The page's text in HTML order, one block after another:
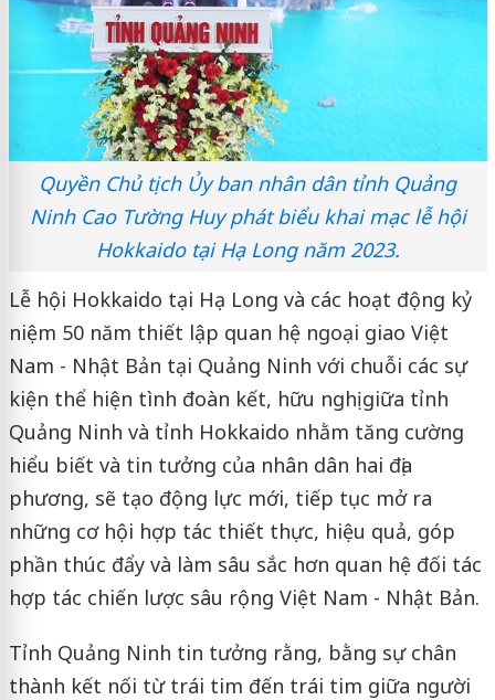
Quyền Chủ tịch Ủy ban nhân dân tỉnh Quảng
Ninh Cao Tường Huy phát biểu khai mạc lễ hội
Hokkaido tại Hạ Long năm 2023.
Lễ hội Hokkaido tại Hạ Long và các hoạt động kỷ
niệm 50 năm thiết lập quan hệ ngoại giao Việt
Nam - Nhật Bản tại Quảng Ninh với chuỗi các sự
kiện thể hiện tình đoàn kết, hữu nghị giữa tỉnh
Quảng Ninh và tỉnh Hokkaido nhằm tăng cường
hiểu biết và tin tưởng của nhân dân hai địa
phương, sẽ tạo động lực mới, tiếp tục mở ra
những cơ hội hợp tác thiết thực, hiệu quả, góp
phần thúc đẩy và làm sâu sắc hơn quan hệ đối tác
hợp tác chiến lược sâu rộng Việt Nam - Nhật Bản.
Tỉnh Quảng Ninh tin tưởng rằng, bằng sự chân
thành kết nối từ trái tim đến trái tim giữa người